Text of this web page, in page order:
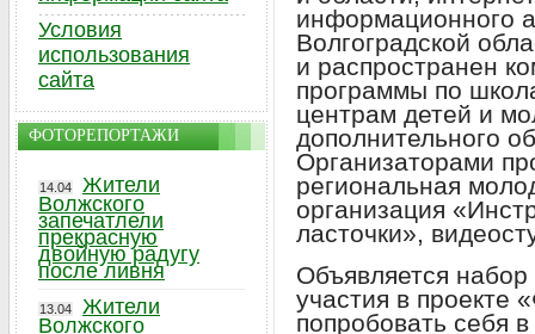
информационного
Волгоградской
и распространен
программы по
центрам детей и
дополнительного
Организаторами
региональная
организация
ласточки»,
Объявляется
участия в проекте
попробовать себя
Условия
использования
сайта
ФОТОРЕПОРТАЖИ
14.04
Жители
Волжского
запечатлели
прекрасную
двойную радугу
после ливня
13.04
Жители
Волжского